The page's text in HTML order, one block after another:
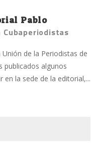
Pablo
Cubaperiodistas
de la Periodistas de
publicados algunos
la sede de la editorial,...